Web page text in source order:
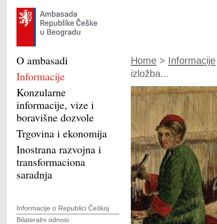
Home > Informacije
izložba...
O ambasadi
Informacije
Konzularne
informacije, vize i
boravišne dozvole
Trgovina i ekonomija
Inostrana razvojna i
transformaciona
saradnja
Informacije o Republici Češkoj
Bilateralni odnosi